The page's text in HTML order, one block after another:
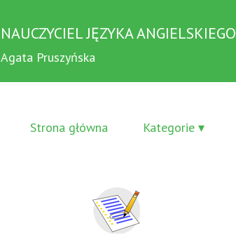
NAUCZYCIEL JĘZYKA ANGIELSKIEGO
Agata Pruszyńska
Strona główna Kategorie ▾